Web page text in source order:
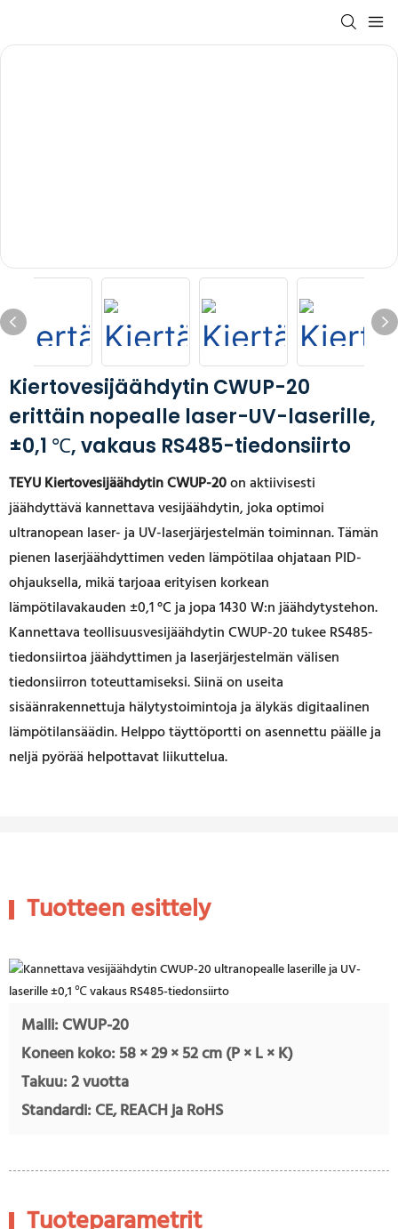
Kiertovesijäähdytin CWUP-20
erittäin nopealle laser-UV-laserille,
±0,1 ℃, vakaus RS485-tiedonsiirto
TEYU Kiertovesijäähdytin CWUP-20on aktiivisesti
jäähdyttävä kannettava vesijäähdytin, joka optimoi
ultranopean laser- ja UV-laserjärjestelmän toiminnan. Tämän
pienen laserjäähdyttimen veden lämpötilaa ohjataan PID-
ohjauksella, mikä tarjoaa erityisen korkean
lämpötilavakauden ±0,1 °C ja jopa 1430 W:n jäähdytystehon.
KannettavateollisuusvesijäähdytinCWUP-20 tukee RS485-
tiedonsiirtoa jäähdyttimen ja laserjärjestelmän välisen
tiedonsiirron toteuttamiseksi. Siinä on useita
sisäänrakennettuja hälytystoimintoja ja älykäs digitaalinen
lämpötilansäädin. Helppo täyttöportti on asennettu päälle ja
neljä pyörää helpottavat liikuttelua.
Tuotteen esittely
Malli: CWUP-20
Koneen koko: 58 × 29 × 52 cm (P × L × K)
Takuu: 2 vuotta
Standardi: CE, REACH ja RoHS